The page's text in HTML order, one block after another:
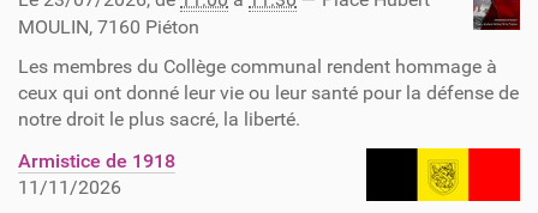
MOULIN, 7160 Piéton
Les membres du Collège communal rendent hommage à
ceux qui ont donné leur vie ou leur santé pour la défense de
notre droit le plus sacré, la liberté.
Armistice de 1918
11/11/2026